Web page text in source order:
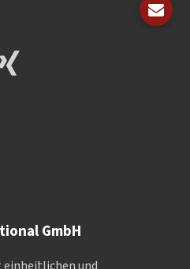
GmbH